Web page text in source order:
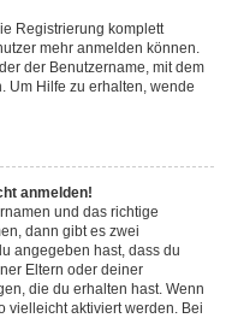
Registrierung komplett
mehr anmelden können.
der Benutzername, mit dem
Um Hilfe zu erhalten, wende
anmelden!
und das richtige
dann gibt es zwei
angegeben hast, dass du
Eltern oder deiner
die du erhalten hast. Wenn
vielleicht aktiviert werden. Bei